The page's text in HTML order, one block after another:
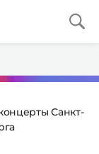
Санкт-